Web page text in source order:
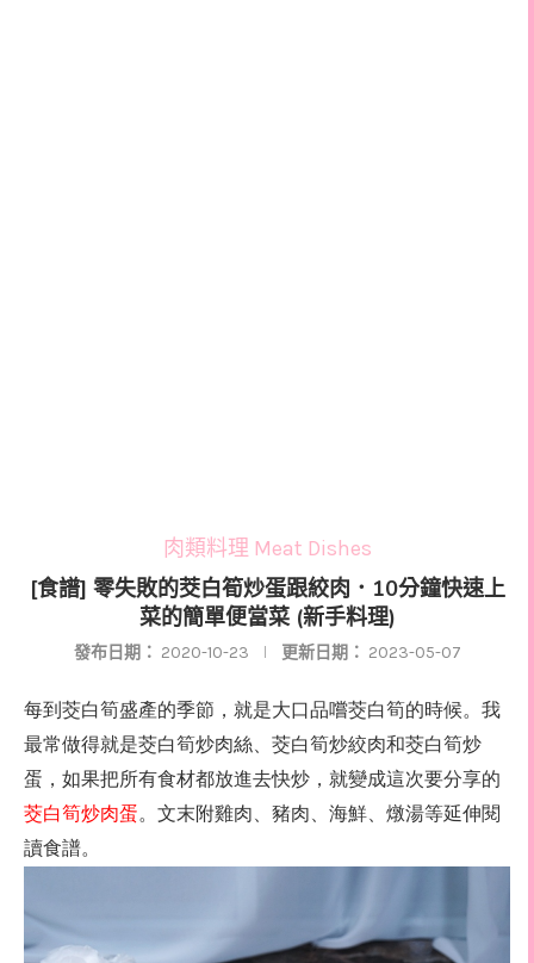
肉類料理 Meat Dishes
[食譜] 零失敗的茭白筍炒蛋跟絞肉．10分鐘快速上
菜的簡單便當菜 (新手料理)
發布日期： 2020-10-23 更新日期： 2023-05-07
每到 茭白筍盛產的季節，就是大口品嚐茭白筍的時候。我
最常做得就是茭白筍炒肉絲、茭白筍炒絞肉和茭白筍炒
蛋，如果把所有食材都放進去快炒，就變成這次要分享的
茭白筍炒肉蛋。 文末附雞肉、豬肉、海鮮、燉湯等延伸閱
讀食譜。